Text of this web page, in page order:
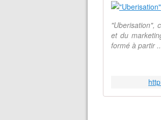
"Uberisation",
et du
formé à partir